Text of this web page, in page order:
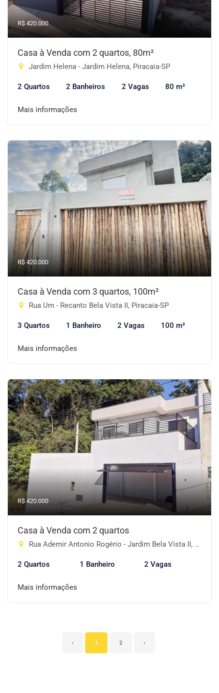
R$ 420.000
Casa à Venda com 2 quartos, 80m²
Jardim Helena - Jardim Helena, Piracaia-SP
2 Quartos 2 Banheiros 2 Vagas 80 m²
Mais informações
R$ 420.000
Casa à Venda com 3 quartos, 100m²
Rua Um - Recanto Bela Vista II, Piracaia-SP
3 Quartos 1 Banheiro 2 Vagas 100 m²
Mais informações
R$ 420.000
Casa à Venda com 2 quartos
Rua Ademir Antonio Rogério - Jardim Bela Vista II, Piracaia-SP
2 Quartos 1 Banheiro 2 Vagas
Mais informações
‹ 1 2 ›